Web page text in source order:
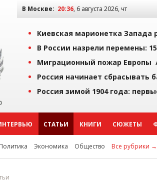
В Москве: 20:36, 6 августа 2026, чт
Киевская марионетка Запада
В России назрели перемены:
Миграционный пожар Европы
Россия начинает сбрасывать
Россия зимой 1904 года:
СТАТЬИ КНИГИ СЮЖЕТЫ
Политика Экономика Общество Все рубрики →